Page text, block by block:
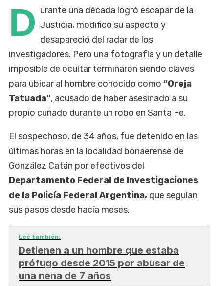
D urante una década logró escapar de la
Justicia, modificó su aspecto y
desapareció del radar de los
investigadores. Pero una fotografía y un detalle
imposible de ocultar terminaron siendo claves
para ubicar al hombre conocido como “Oreja
Tatuada”, acusado de haber asesinado a su
propio cuñado durante un robo en Santa Fe.
El sospechoso, de 34 años, fue detenido en las
últimas horas en la localidad bonaerense de
González Catán por efectivos del
Departamento Federal de Investigaciones
de la Policía Federal Argentina, que seguían
sus pasos desde hacía meses.
Leé también:
Detienen a un hombre que estaba
prófugo desde 2015 por abusar de
una nena de 7 años